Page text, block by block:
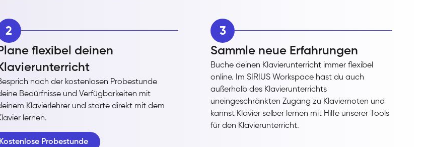
2
flexibel deinen
nach der kostenlosen Probestunde
Bedürfnisse und Verfügbarkeiten mit
Klavierlehrer und starte direkt mit dem
lernen.
3
Sammle neue Erfahrungen
Buche deinen Klavierunterricht immer flexibel
online. Im SIRIUS Workspace hast du auch
außerhalb des Klavierunterrichts
uneingeschränkten Zugang zu Klaviernoten und
kannst Klavier selber lernen mit Hilfe unserer Tools
für den Klavierunterricht.
Kostenlose Probestunde